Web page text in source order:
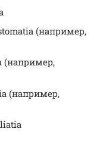
(например,
(например,
(например,